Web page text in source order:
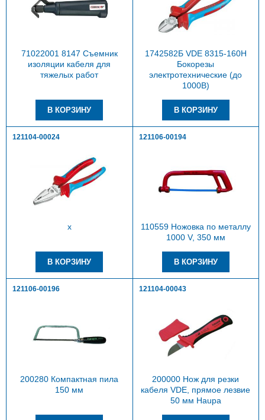
71022001 8147 Съемник
изоляции кабеля для
тяжелых работ
1742582Б VDE 8315-160H
Бокорезы
электротехнические (до
1000В)
121104-00024
х
121106-00194
110559 Ножовка по металлу
1000 V, 350 мм
121106-00196
200280 Компактная пила
150 мм
121104-00043
200000 Нож для резки
кабеля VDE, прямое лезвие
50 мм Haupa